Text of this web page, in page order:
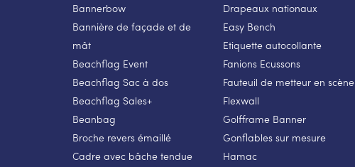
Bannerbow
Bannière de façade et de
mât
Beachflag Event
Beachflag Sac à dos
Beachflag Sales+
Beanbag
Broche revers émaillé
Cadre avec bâche tendue
Drapeaux nationaux
Easy Bench
Etiquette autocollante
Fanions Ecussons
Fauteuil de metteur en scène
Flexwall
Golfframe Banner
Gonflables sur mesure
Hamac